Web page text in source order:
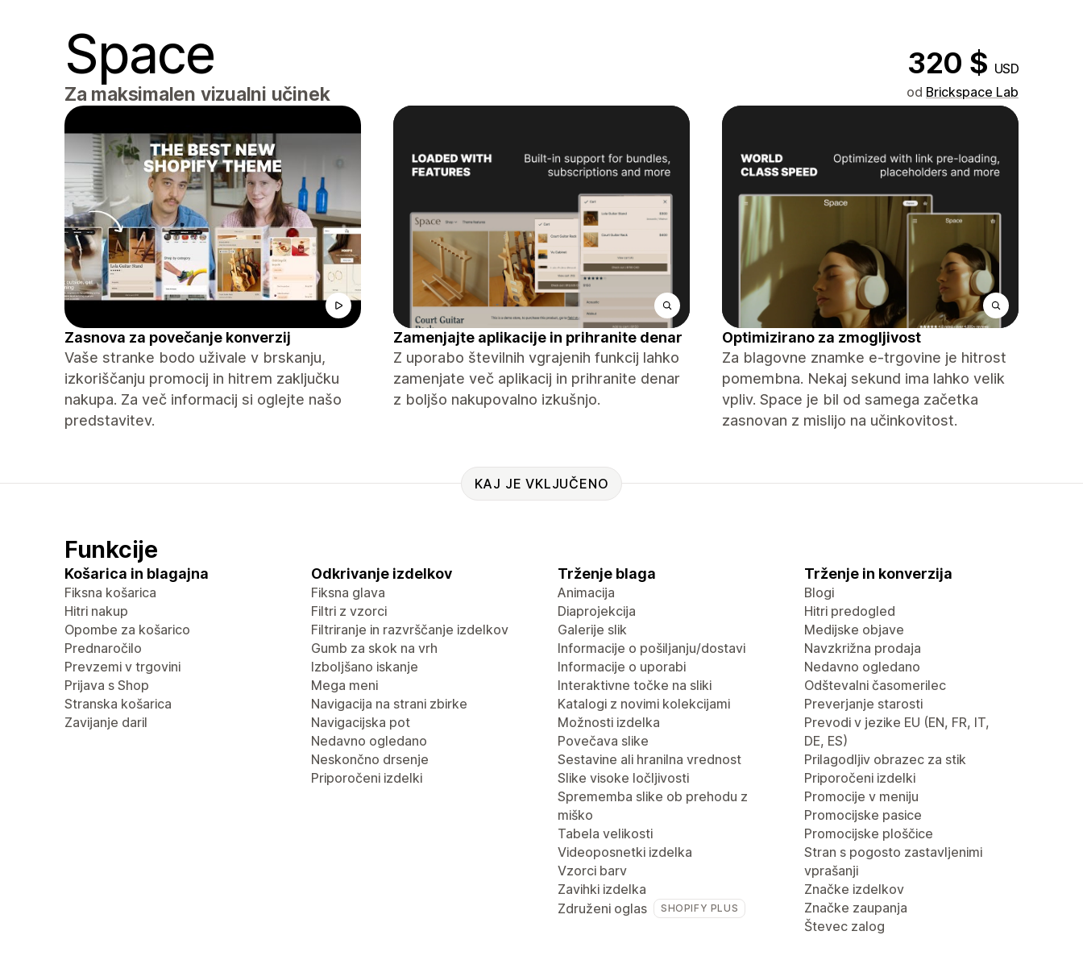
Space 320 $ USD
Za maksimalen vizualni učinek od Brickspace Lab
Zasnova za povečanje konverzij
Vaše stranke bodo uživale v brskanju,
izkoriščanju promocij in hitrem zaključku
nakupa. Za več informacij si oglejte našo
predstavitev.
Zamenjajte aplikacije in prihranite denar
Z uporabo številnih vgrajenih funkcij lahko
zamenjate več aplikacij in prihranite denar
z boljšo nakupovalno izkušnjo.
Optimizirano za zmogljivost
Za blagovne znamke e-trgovine je hitrost
pomembna. Nekaj ​​sekund ima lahko velik
vpliv. Space je bil od samega začetka
zasnovan z mislijo na učinkovitost.
KAJ JE VKLJUČENO
Funkcije
Košarica in blagajna
Fiksna košarica
Hitri nakup
Opombe za košarico
Prednaročilo
Prevzemi v trgovini
Prijava s Shop
Stranska košarica
Zavijanje daril
Odkrivanje izdelkov
Fiksna glava
Filtri z vzorci
Filtriranje in razvrščanje izdelkov
Gumb za skok na vrh
Izboljšano iskanje
Mega meni
Navigacija na strani zbirke
Navigacijska pot
Nedavno ogledano
Neskončno drsenje
Priporočeni izdelki
Trženje blaga
Animacija
Diaprojekcija
Galerije slik
Informacije o pošiljanju/dostavi
Informacije o uporabi
Interaktivne točke na sliki
Katalogi z novimi kolekcijami
Možnosti izdelka
Povečava slike
Sestavine ali hranilna vrednost
Slike visoke ločljivosti
Sprememba slike ob prehodu z
miško
Tabela velikosti
Videoposnetki izdelka
Vzorci barv
Zavihki izdelka
Združeni oglas
SHOPIFY PLUS
Trženje in konverzija
Blogi
Hitri predogled
Medijske objave
Navzkrižna prodaja
Nedavno ogledano
Odštevalni časomerilec
Preverjanje starosti
Prevodi v jezike EU (EN, FR, IT,
DE, ES)
Prilagodljiv obrazec za stik
Priporočeni izdelki
Promocije v meniju
Promocijske pasice
Promocijske ploščice
Stran s pogosto zastavljenimi
vprašanji
Značke izdelkov
Značke zaupanja
Števec zalog